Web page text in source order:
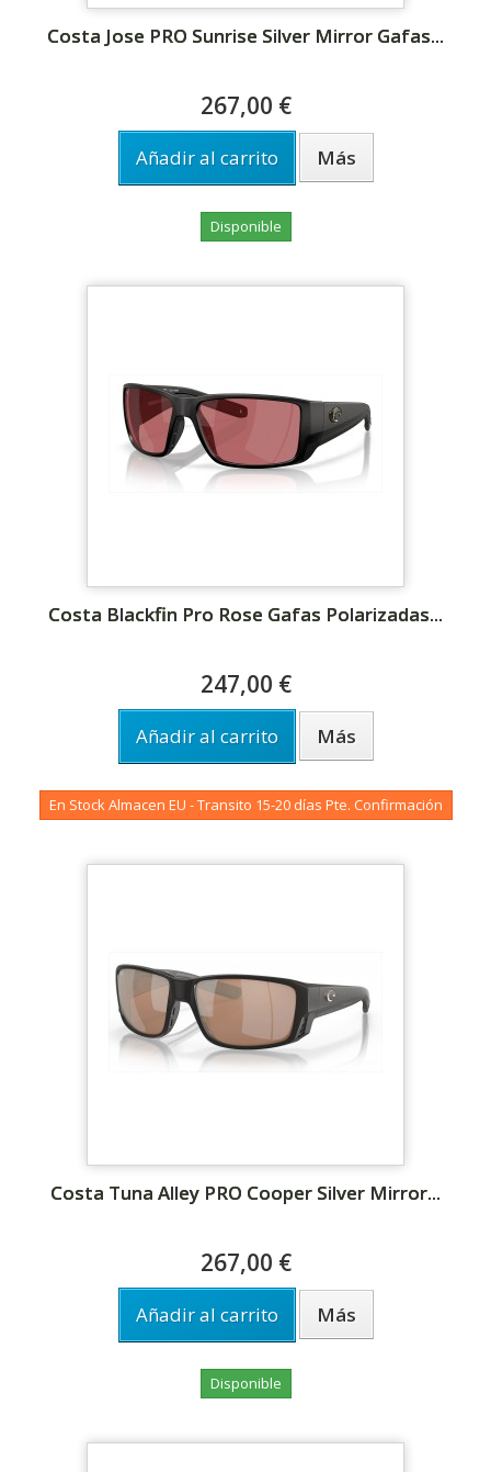
Costa Jose PRO Sunrise Silver Mirror Gafas...
267,00 €
Añadir al carrito Más
Disponible
Costa Blackfin Pro Rose Gafas Polarizadas...
247,00 €
Añadir al carrito Más
En Stock Almacen EU - Transito 15-20 días Pte. Confirmación
Costa Tuna Alley PRO Cooper Silver Mirror...
267,00 €
Añadir al carrito Más
Disponible